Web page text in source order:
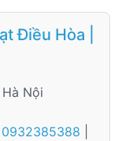
Điều Hòa |
Nội
0932385388